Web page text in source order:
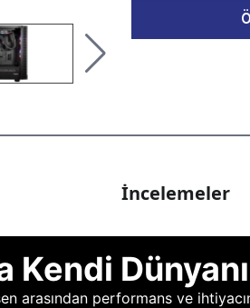
İncelemeler
Kendi
arasından performans ve